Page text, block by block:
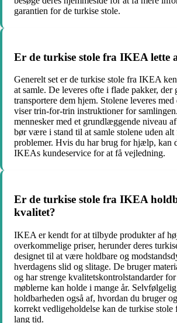
garantien for de turkise stole.
Er de turkise stole fra IKEA lette
Generelt set er de turkise stole fra IKEA
at samle. De leveres ofte i flade pakker, der
transportere dem hjem. Stolene leveres
viser trin-for-trin instruktioner for
mennesker med et grundlæggende niveau
bør være i stand til at samle stolene uden alt
problemer. Hvis du har brug for hjælp, kan
IKEAs kundeservice for at få vejledning.
Er de turkise stole fra IKEA
kvalitet?
IKEA er kendt for at tilbyde produkter af
overkommelige priser, herunder deres
designet til at være holdbare og
hverdagens slid og slitage. De bruger
og har strenge kvalitetskontrolstandarder
møblerne kan holde i mange år.
holdbarheden også af, hvordan du bruger
korrekt vedligeholdelse kan de turkise
lang tid.